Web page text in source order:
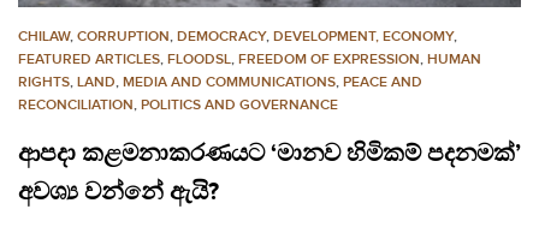
CHILAW, CORRUPTION, DEMOCRACY, DEVELOPMENT, ECONOMY,
FEATURED ARTICLES, FLOODSL, FREEDOM OF EXPRESSION, HUMAN
RIGHTS, LAND, MEDIA AND COMMUNICATIONS, PEACE AND
RECONCILIATION, POLITICS AND GOVERNANCE
ආපදා කළමනාකරණයට ‘මානව හිමිකම් පදනමක්’
අවශ්‍ය වන්නේ ඇයි?